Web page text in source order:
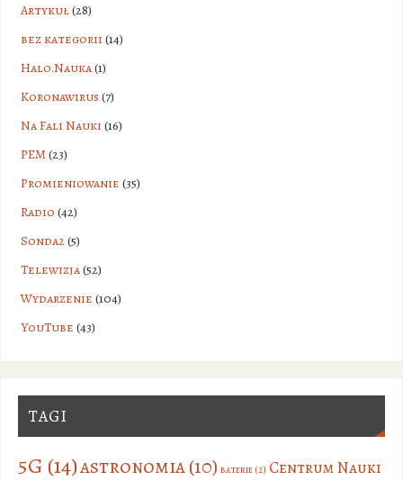
Artykuł(28)
bez kategorii (14)
Halo.Nauka(1)
Koronawirus (7)
Na Fali Nauki (16)
PEM(23)
Promieniowanie (35)
Radio (42)
Sonda2(5)
Telewizja(52)
Wydarzenie (104)
YouTube (43)
TAGI
5G (14)astronomia(10) baterie(2) Centrum Nauki